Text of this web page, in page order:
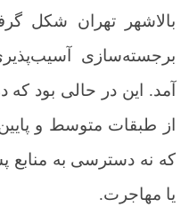
بالاشهر تهران شکل
برجسته‌سازی
آمد. این در حالی بود که
از طبقات متوسط و
که نه دسترسی به منابع
یا مهاجرت.